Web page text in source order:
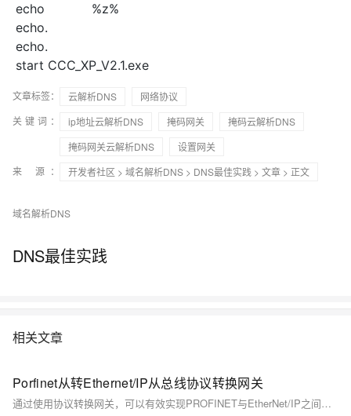
echo
%z%
echo.
echo.
start CCC_XP_V2.1.exe
文章标签： 云解析DNS
网络协议
关键词：
ip地址云解析DNS 掩码网关
掩码云解析DNS
掩码网关云解析DNS
设置网关
来 源：
开发者社区 > 域名解析DNS > DNS最佳实践 > 文章 > 正文
域名解析DNS
DNS最佳实践
相关文章
Porfinet从转Ethernet/IP从总线协议转换网关
通过使用协议转换网关，可以有效实现PROFINET与EtherNet/IP之间的通信互操作，提升工业自动化系统的灵活性和兼容性。关键在于选择合适的网关设备，正确配置网络和协议参数，确保数据的准确传输和实时通信。通过以上步骤，可以顺利实现从PROFINET到EtherNet/IP的协议转换，满足复杂工业环境中的多协议集成需求。